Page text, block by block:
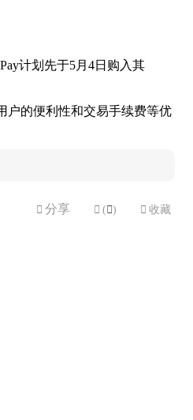
计划先于5月4日购入其
户的便利性和交易手续费等优
 分享  ( )  收藏